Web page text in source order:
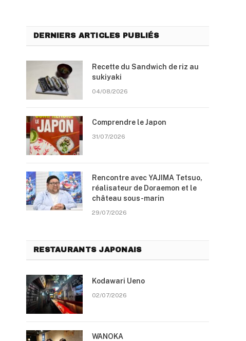
DERNIERS ARTICLES PUBLIÉS
Recette du Sandwich de riz au
sukiyaki
04/08/2026
Comprendre le Japon
31/07/2026
Rencontre avec YAJIMA Tetsuo,
réalisateur de Doraemon et le
château sous-marin
29/07/2026
RESTAURANTS JAPONAIS
Kodawari Ueno
02/07/2026
WANOKA